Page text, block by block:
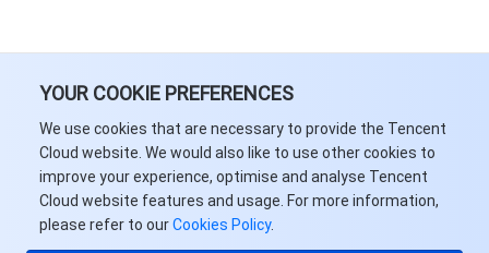
YOUR COOKIE PREFERENCES
We use cookies that are necessary to provide the Tencent
Cloud website. We would also like to use other cookies to
improve your experience, optimise and analyse Tencent
Cloud website features and usage. For more information,
please refer to ourCookies Policy.